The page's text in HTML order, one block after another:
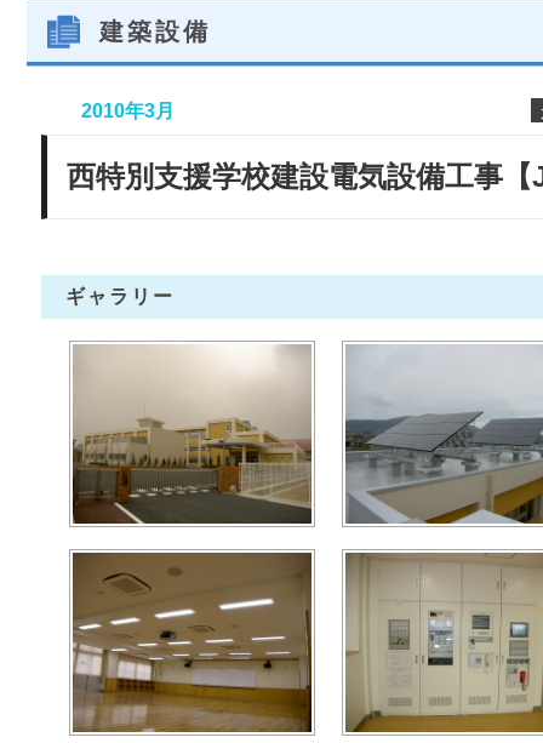
建築設備
2010年3月
西特別支援学校建設電気設備工事【
ギャラリー